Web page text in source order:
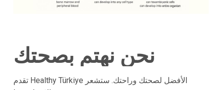
نحن نهتم بصحتك
تقدم Healthy Türkiye الأفضل لصحتك وراحتك. ستشعر